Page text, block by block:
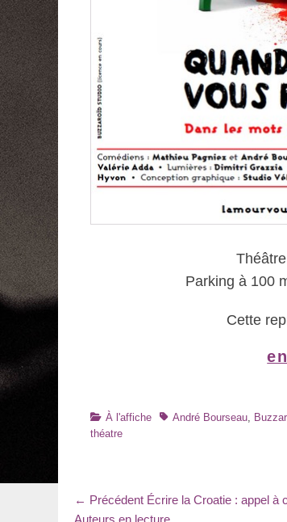
Parking à 100
Cette
Catégories
À l'affiche TagsAndré Bourseau,
théatre
Navigation
← Précédent Article
précédent
Écrire la Croatie : appel à